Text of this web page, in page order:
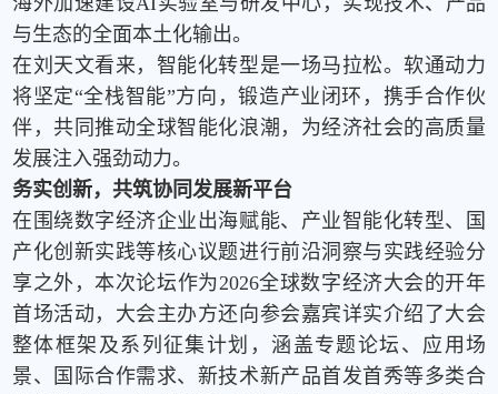
与生态的全面本土化输出。
在刘天文看来，智能化转型是一场马拉松。软通动力
将坚定“全栈智能”方向，锻造产业闭环，携手合作伙
伴，共同推动全球智能化浪潮，为经济社会的高质量
发展注入强劲动力。
务实创新，共筑协同发展新平台
在围绕数字经济企业出海赋能、产业智能化转型、国
产化创新实践等核心议题进行前沿洞察与实践经验分
享之外，本次论坛作为2026全球数字经济大会的开年
首场活动，大会主办方还向参会嘉宾详实介绍了大会
整体框架及系列征集计划，涵盖专题论坛、应用场
景、国际合作需求、新技术新产品首发首秀等多类合